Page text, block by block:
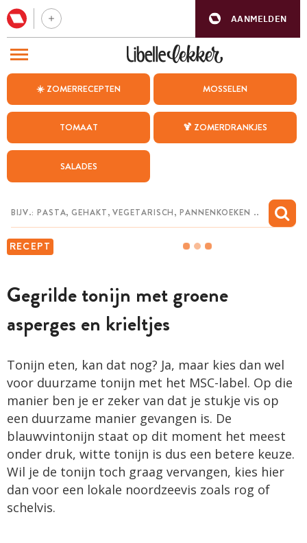
AANMELDEN
☀️ ZOMERRECEPTEN MOSSELEN
TOMAAT 🍹 ZOMERDRANKJES
SALADES
RECEPT
Gegrilde tonijn met groene
asperges en krieltjes
Tonijn eten, kan dat nog? Ja, maar kies dan wel
voor duurzame tonijn met het MSC-label. Op die
manier ben je er zeker van dat je stukje vis op
een duurzame manier gevangen is. De
blauwvintonijn staat op dit moment het meest
onder druk, witte tonijn is dus een betere keuze.
Wil je de tonijn toch graag vervangen, kies hier
dan voor een lokale noordzeevis zoals rog of
schelvis.
BEZOEK ONZE ANDERE WEBSITES
WEEKMENU
CHAT MET MAIA
MIJN BEWAARDE RECEPTEN